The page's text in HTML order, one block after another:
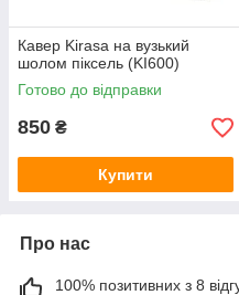
Кавер Kirasa на вузький
шолом піксель (KI600)
Готово до відправки
850 ₴
Купити
Про нас
100% позитивних з 8